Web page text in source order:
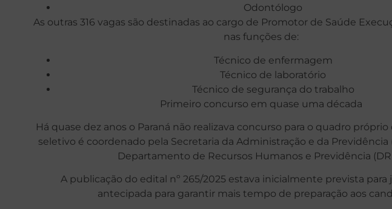
Odontólogo
As outras 316 vagas são destinadas ao cargo de Promotor de Saúde
nas funções de:
Técnico de enfermagem
Técnico de laboratório
Técnico de segurança do trabalho
Primeiro concurso em quase uma década
Há quase dez anos o Paraná não realizava concurso para o quadro próprio
seletivo é coordenado pela Secretaria da Administração e da Previdência
Departamento de Recursos Humanos e Previdência
A publicação do edital nº 265/2025 estava inicialmente prevista para
antecipada para garantir mais tempo de preparação aos